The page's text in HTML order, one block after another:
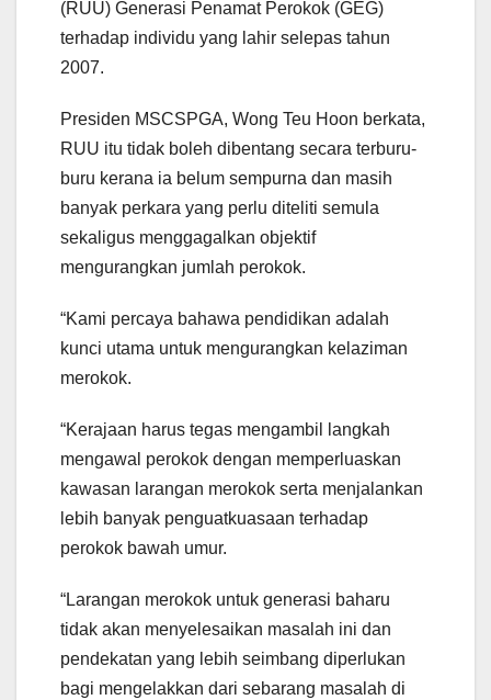
(RUU) Generasi Penamat Perokok (GEG)
terhadap individu yang lahir selepas tahun
2007.
Presiden MSCSPGA, Wong Teu Hoon berkata,
RUU itu tidak boleh dibentang secara terburu-
buru kerana ia belum sempurna dan masih
banyak perkara yang perlu diteliti semula
sekaligus menggagalkan objektif
mengurangkan jumlah perokok.
“Kami percaya bahawa pendidikan adalah
kunci utama untuk mengurangkan kelaziman
merokok.
“Kerajaan harus tegas mengambil langkah
mengawal perokok dengan memperluaskan
kawasan larangan merokok serta menjalankan
lebih banyak penguatkuasaan terhadap
perokok bawah umur.
“Larangan merokok untuk generasi baharu
tidak akan menyelesaikan masalah ini dan
pendekatan yang lebih seimbang diperlukan
bagi mengelakkan dari sebarang masalah di